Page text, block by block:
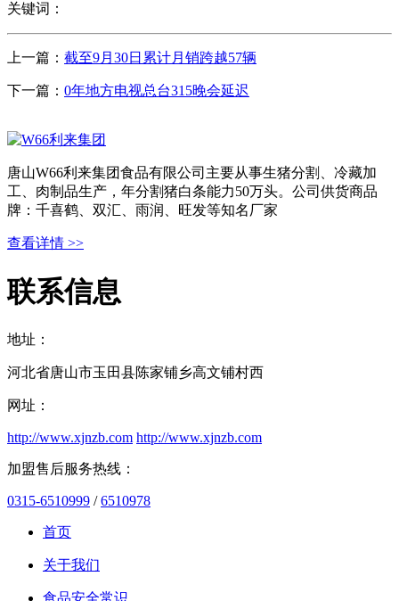
关键词：
上一篇： 截至9月30日累计月销跨越57辆
下一篇： 0年地方电视总台315晚会延迟
唐山W66利来集团食品有限公司主要从事生猪分割、冷藏加
工、肉制品生产，年分割猪白条能力50万头。公司供货商品
牌：千喜鹤、双汇、雨润、旺发等知名厂家
查看详情 >>
联系信息
地址：
河北省唐山市玉田县陈家铺乡高文铺村西
网址：
http://www.xjnzb.com http://www.xjnzb.com
加盟售后服务热线：
0315-6510999 /6510978
首页
关于我们